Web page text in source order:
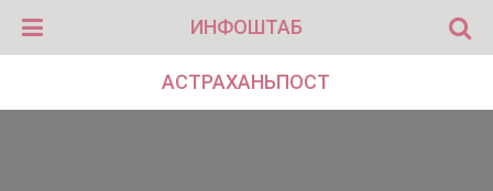
ИНФОШТАБ
АСТРАХАНЬПОСТ